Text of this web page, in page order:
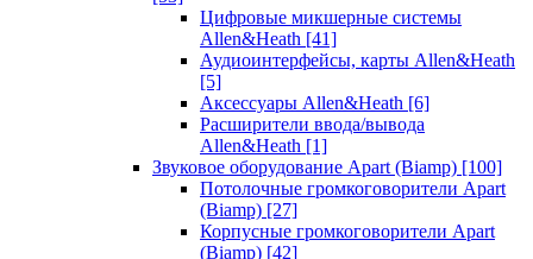
Цифровые микшерные системы
Allen&Heath [41]
Аудиоинтерфейсы, карты Allen&Heath
[5]
Аксессуары Allen&Heath [6]
Расширители ввода/вывода
Allen&Heath [1]
Звуковое оборудование Apart (Biamp) [100]
Потолочные громкоговорители Apart
(Biamp) [27]
Корпусные громкоговорители Apart
(Biamp) [42]